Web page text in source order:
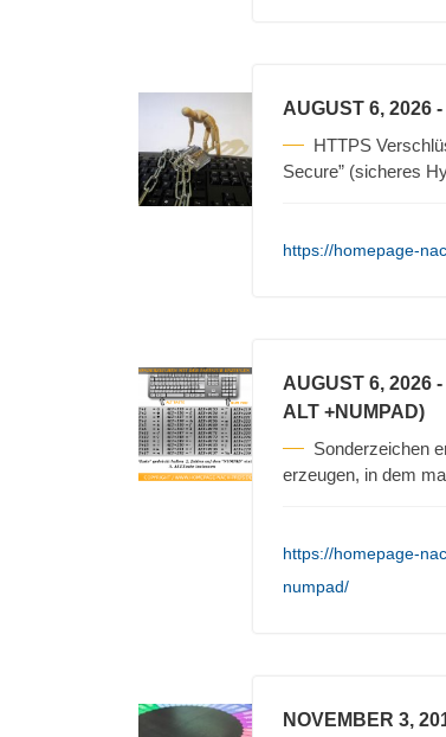
AUGUST 6, 2026 -
HTTPS
Secure” (sicheres
https://homepage-
AUGUST 6, 2026 -
ALT +NUMPAD)
Sonderzeichen
erzeugen, in dem
https://homepage-
numpad/
NOVEMBER 3,